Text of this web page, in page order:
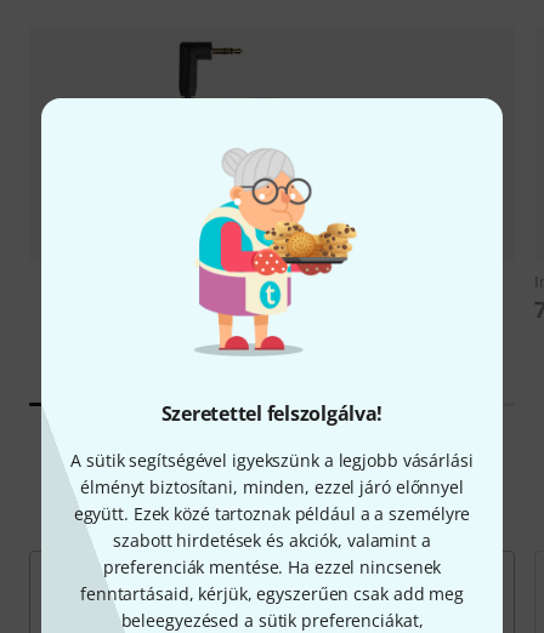
Szeretettel felszolgálva!
A sütik segítségével igyekszünk a legjobb vásárlási
élményt biztosítani, minden, ezzel járó előnnyel
együtt. Ezek közé tartoznak például a a személyre
szabott hirdetések és akciók, valamint a
preferenciák mentése. Ha ezzel nincsenek
fenntartásaid, kérjük, egyszerűen csak add meg
beleegyezésed a sütik preferenciákat,
MOST KÉSZLETEN
Tentacle SyncTentacle to Micro-USB for Sony
8 799 Ft
Közkedvelt gyártók